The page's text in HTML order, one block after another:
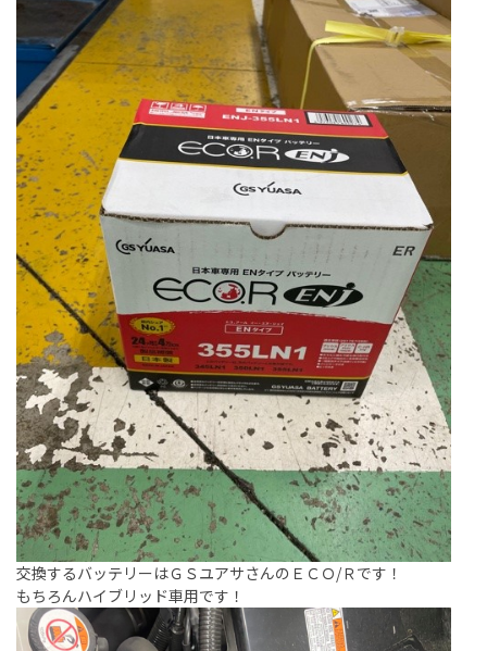
交換するバッテリーはＧＳユアサさんのＥＣＯ/Ｒです！
もちろんハイブリッド車用です！